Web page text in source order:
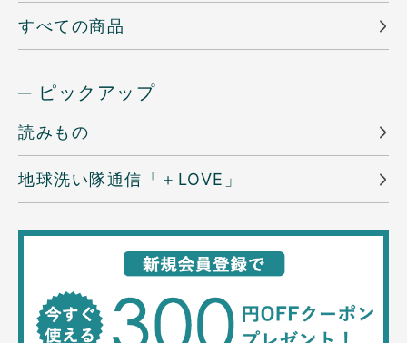
すべての商品
─ ピックアップ
読みもの
地球洗い隊通信「＋LOVE」